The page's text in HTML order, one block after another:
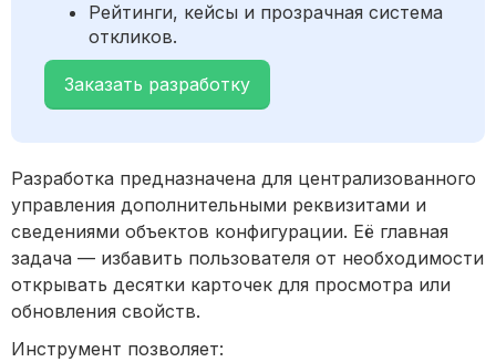
Рейтинги, кейсы и прозрачная система
откликов.
Заказать разработку
Разработка предназначена для централизованного
управления дополнительными реквизитами и
сведениями объектов конфигурации. Её главная
задача — избавить пользователя от необходимости
открывать десятки карточек для просмотра или
обновления свойств.
Инструмент позволяет: